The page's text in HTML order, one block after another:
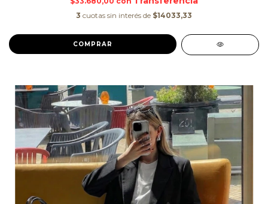
3 cuotas sin interés de $14033,33
COMPRAR